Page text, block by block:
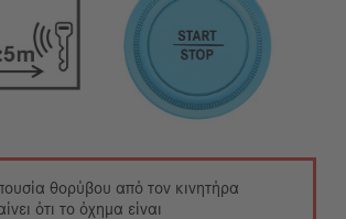
θορύβου από τον κινητήρα
ότι το όχημα είναι